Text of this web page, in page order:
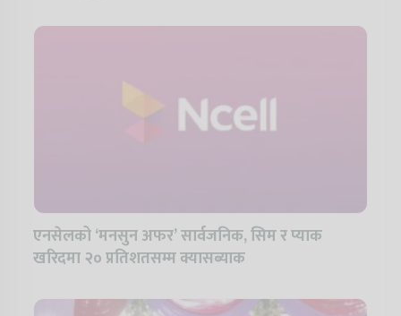
एनसेलको ‘मनसुन अफर’ सार्वजनिक, सिम र प्याक
खरिदमा २० प्रतिशतसम्म क्यासब्याक